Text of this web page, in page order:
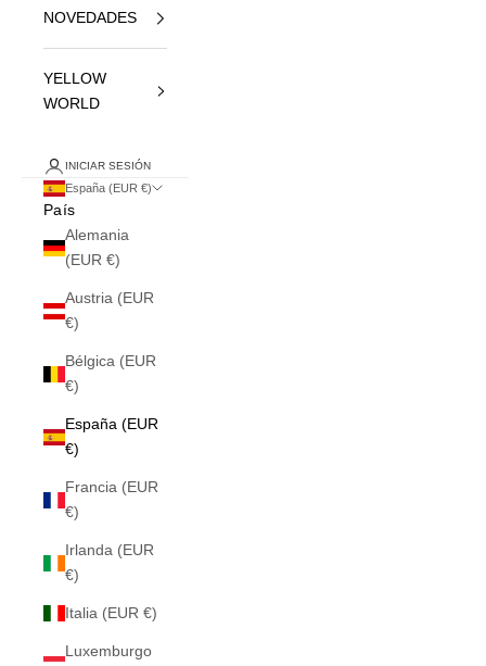
NOVEDADES
YELLOW
WORLD
INICIAR SESIÓN
España (EUR €)
País
Alemania
(EUR €)
Austria (EUR
€)
Bélgica (EUR
€)
España (EUR
€)
Francia (EUR
€)
Irlanda (EUR
€)
Italia (EUR €)
Luxemburgo